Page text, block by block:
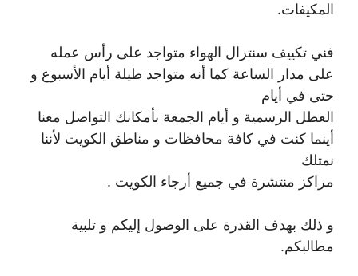
المكيفات.
فني تكييف سنترال الهواء متواجد على رأس عمله
على مدار الساعة كما أنه متواجد طيلة أيام الأسبوع و
حتى في أيام
العطل الرسمية و أيام الجمعة بأمكانك التواصل معنا
أينما كنت في كافة محافظات و مناطق الكويت لأننا
نمتلك
مراكز منتشرة في جميع أرجاء الكويت .
و ذلك بهدف القدرة على الوصول إليكم و تلبية
مطالبكم.